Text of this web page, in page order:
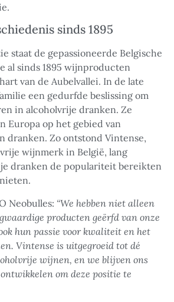
sinds 1895
staat de gepassioneerde Belgische
al sinds 1895 wijnproducten
van de Aubelvallei. In de late
een gedurfde beslissing om
in alcoholvrije dranken. Ze
Europa op het gebied van
dranken. Zo ontstond Vintense,
wijnmerk in België, lang
dranken de populariteit bereikten
Neobulles: “We hebben niet alleen
producten geërfd van onze
hun passie voor kwaliteit en het
Vintense is uitgegroeid tot dé
wijnen, en we blijven ons
om deze positie te